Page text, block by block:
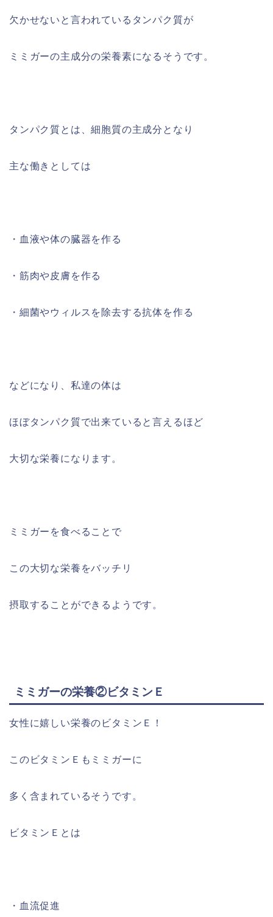
欠かせないと言われているタンパク質が
ミミガーの主成分の栄養素になるそうです。
タンパク質とは、細胞質の主成分となり
主な働きとしては
・ 血液や体の臓器を作る
・ 筋肉や皮膚を作る
・ 細菌やウィルスを除去する抗体を作る
などになり、私達の体は
ほぼタンパク質で出来ていると言えるほど
大切な栄養になります。
ミミガーを食べることで
この大切な栄養をバッチリ
摂取することができるようです。
ミミガーの栄養②ビタミンＥ
女性に嬉しい栄養のビタミンＥ！
このビタミンＥもミミガーに
多く含まれているそうです。
ビタミンＥとは
・ 血流促進